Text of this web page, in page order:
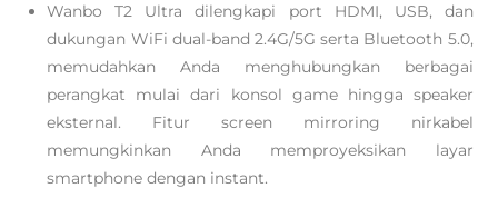
Wanbo T2 Ultra dilengkapi port HDMI, USB, dan
dukungan WiFi dual-band 2.4G/5G serta Bluetooth 5.0,
memudahkan Anda menghubungkan berbagai
perangkat mulai dari konsol game hingga speaker
eksternal. Fitur screen mirroring nirkabel
memungkinkan Anda memproyeksikan layar
smartphone dengan instant.